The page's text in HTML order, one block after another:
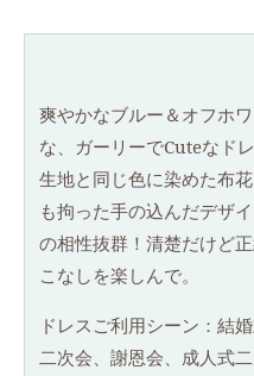
爽やかなブルー＆オフホ
な、ガーリーでCuteなド
生地と同じ色に染めた布
も拘った手の込んだデザ
の相性抜群！清楚だけど
こなしを楽しんで。
ドレスご利用シーン：結
二次会、謝恩会、成人式